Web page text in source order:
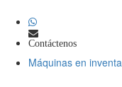
Contáctenos
Máquinas en